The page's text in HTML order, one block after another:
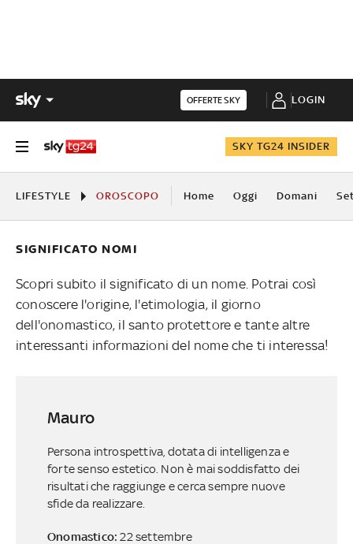
OFFERTE SKY LOGIN
SKY TG24 INSIDER
LIFESTYLE OROSCOPO Home Oggi Domani
SIGNIFICATO NOMI
Scopri subito il significato di un nome. Potrai così
conoscere l'origine, l'etimologia, il giorno
dell'onomastico, il santo protettore e tante altre
interessanti informazioni del nome che ti interessa!
Mauro
Persona introspettiva, dotata di intelligenza e
forte senso estetico. Non è mai soddisfatto dei
risultati che raggiunge e cerca sempre nuove
sfide da realizzare.
Onomastico:22 settembre